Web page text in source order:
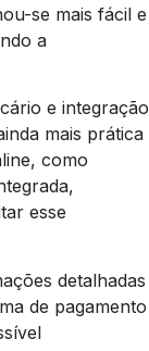
se mais fácil e
a
e integração
mais prática
como
esse
detalhadas
de pagamento